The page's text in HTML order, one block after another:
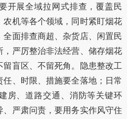
开展全域拉网式排查，覆盖民
农机等各个领域，同时紧盯烟花
面排查商超、杂货店、闲置民
，严厉整治非法经营、储存烟花
盲区、不留死角。隐患整改工
、时限、措施要全落地；日常
房、道路交通、消防等关键环
严肃问责，要用务实作风守住